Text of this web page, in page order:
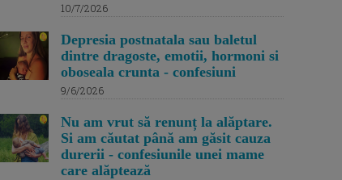
10/7/2026
Depresia postnatala sau baletul
dintre dragoste, emotii, hormoni si
oboseala crunta - confesiuni
9/6/2026
Nu am vrut să renunț la alăptare.
Si am căutat până am găsit cauza
durerii - confesiunile unei mame
care alăptează